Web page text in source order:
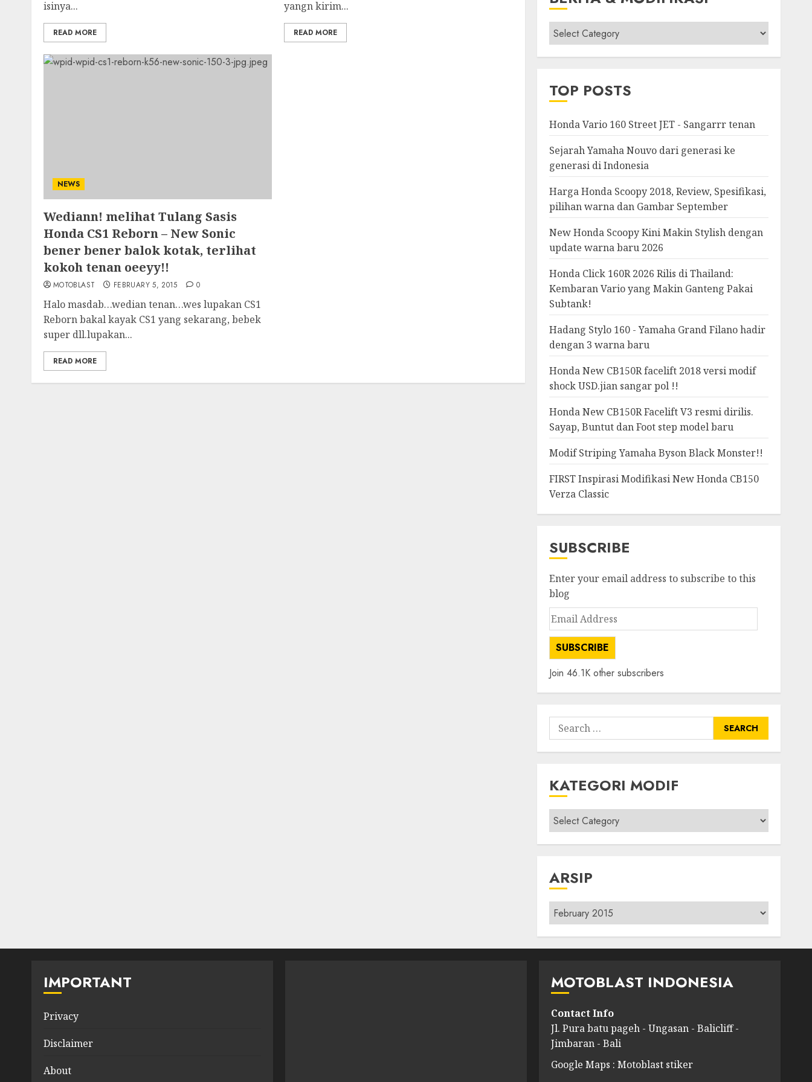
isinya...
READ MORE
yangn kirim...
READ MORE
NEWS
Wediann! melihat Tulang Sasis
Honda CS1 Reborn – New Sonic
bener bener balok kotak, terlihat
kokoh tenan oeeyy!!
MOTOBLAST FEBRUARY 5, 2015 0
Halo masdab…wedian tenan…wes lupakan CS1
Reborn bakal kayak CS1 yang sekarang, bebek
super dll.lupakan...
READ MORE
Berita
&
Modifikasi
TOP POSTS
Honda Vario 160 Street JET - Sangarrr tenan
Sejarah Yamaha Nouvo dari generasi ke
generasi di Indonesia
Harga Honda Scoopy 2018, Review, Spesifikasi,
pilihan warna dan Gambar September
New Honda Scoopy Kini Makin Stylish dengan
update warna baru 2026
Honda Click 160R 2026 Rilis di Thailand:
Kembaran Vario yang Makin Ganteng Pakai
Subtank!
Hadang Stylo 160 - Yamaha Grand Filano hadir
dengan 3 warna baru
Honda New CB150R facelift 2018 versi modif
shock USD.jian sangar pol !!
Honda New CB150R Facelift V3 resmi dirilis.
Sayap, Buntut dan Foot step model baru
Modif Striping Yamaha Byson Black Monster!!
FIRST Inspirasi Modifikasi New Honda CB150
Verza Classic
SUBSCRIBE
Enter your email address to subscribe to this
blog
Email
Address
SUBSCRIBE
Join 46.1K other subscribers
Search
for:
KATEGORI MODIF
Kategori
modif
ARSIP
Arsip
IMPORTANT
Privacy
Disclaimer
About
MOTOBLAST INDONESIA
Contact Info
Jl. Pura batu pageh - Ungasan - Balicliff -
Jimbaran - Bali
Google Maps : Motoblast stiker